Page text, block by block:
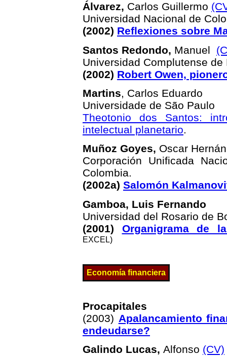
Álvarez, Carlos Guillermo
Universidad Nacional de
(2002) Reflexiones sobre
Santos Redondo, Manuel
Universidad Complutense de
(2002) Robert Owen,
Martins, Carlos Eduardo
Universidade de São Paulo
Theotonio dos Santos:
intelectual planetario.
Muñoz Goyes, Oscar Hernán
Corporación Unificada
Colombia.
(2002a) Salomón
Gamboa, Luis Fernando
Universidad del Rosario de
(2001) Organigrama de
EXCEL)
Economía financiera
Procapitales
(2003) Apalancamiento
endeudarse?
Galindo Lucas, Alfonso (CV)